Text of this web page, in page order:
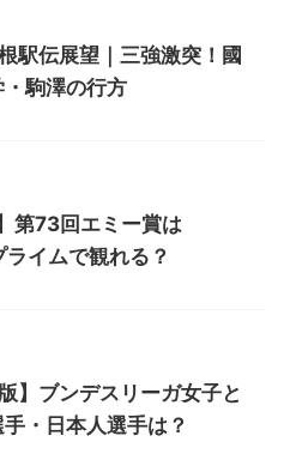
駅伝展望｜三強激突！國
駒澤の行方
第73回エミー賞は
イムで観れる？
】ブンデスリーガ女子と
・日本人選手は？